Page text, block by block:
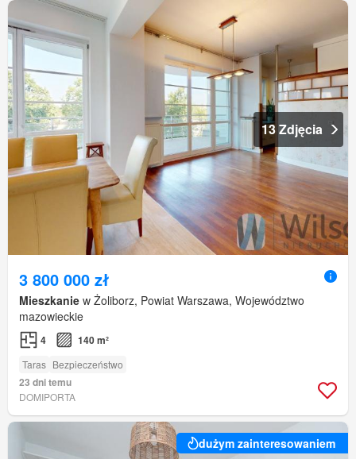
13 Zdjęcia
3 800 000 zł
Mieszkanie w Żoliborz, Powiat Warszawa, Województwo
mazowieckie
4 140 m²
Taras Bezpieczeństwo
23 dni temu
DOMIPORTA
dużym zainteresowaniem